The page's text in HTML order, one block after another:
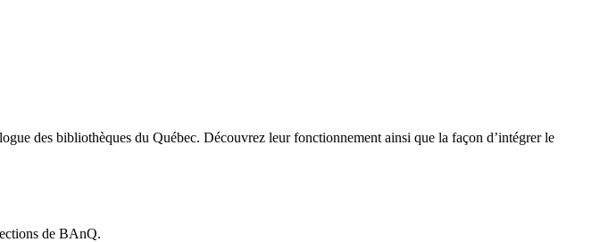
des bibliothèques du Québec. Découvrez leur fonctionnement ainsi que la façon d’intégrer le
de BAnQ.